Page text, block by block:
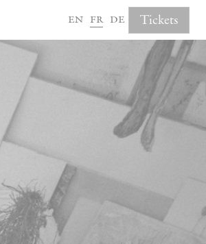
en fr de Tickets